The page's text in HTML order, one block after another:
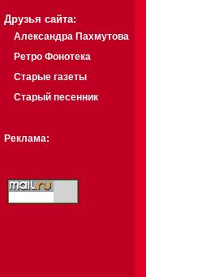
Друзья сайта:
Александра Пахмутова
Ретро Фонотека
Старые газеты
Старый песенник
Реклама: